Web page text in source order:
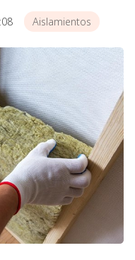
Aislamientos